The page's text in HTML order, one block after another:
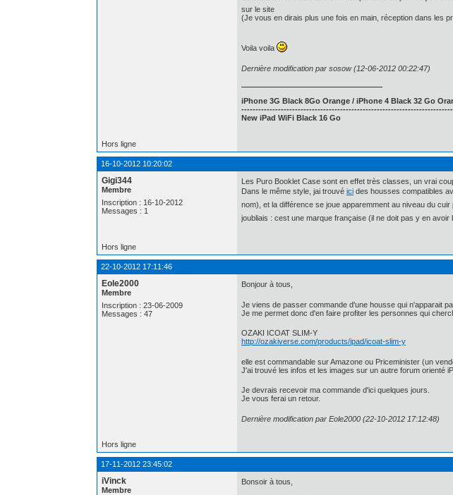
sur le site
(Je vous en dirais plus une fois en main, réception dans les
Voila voila
Dernière modification par sosow (12-06-2012 00:22:47)
iPhone 3G Black 8Go Orange / iPhone 4 Black 32 Go
New iPad WiFi Black 16 Go
Hors ligne
16-10-2012 10:20:02
Gigi344
Membre
Inscription : 16-10-2012
Messages : 1
Les Puro Booklet Case sont en effet très classes, un vrai
Dans le même style, jai trouvé ici des housses compatibles
nom), et la différence se joue apparemment au niveau du cuir
joubliais : cest une marque française (il ne doit pas y en
Hors ligne
22-10-2012 17:11:46
Eole2000
Membre
Inscription : 23-06-2009
Messages : 47
Bonjour à tous,
Je viens de passer commande d'une housse qui n'apparait
Je me permet donc d'en faire profiter les personnes qui
OZAKI ICOAT SLIM-Y
http://ozakiverse.com/products/ipad/icoat-slim-y
elle est commandable sur Amazone ou Priceminister (un
J'ai trouvé les infos et les images sur un autre forum orienté
Je devrais recevoir ma commande d'ici quelques jours.
Je vous ferai un retour.
Dernière modification par Eole2000 (22-10-2012 17:12:48)
Hors ligne
17-11-2012 23:45:02
iVinck
Membre
Bonsoir à tous,